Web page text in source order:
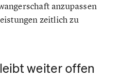
anzupassen
zeitlich zu
weiter offen